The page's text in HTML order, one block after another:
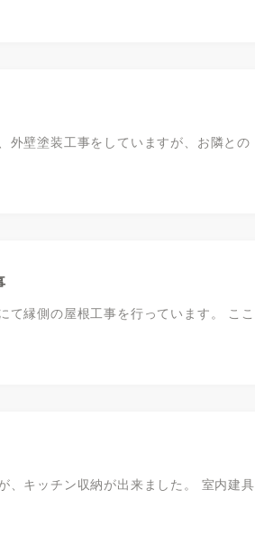
外壁塗装工事をしていますが、お隣との
て縁側の屋根工事を行っています。 ここ
、キッチン収納が出来ました。 室内建具